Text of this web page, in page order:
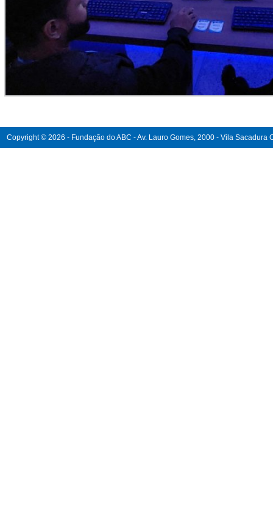
Copyright © 2026 - Fundação do ABC - Av. Lauro Gomes, 2000 - Vila